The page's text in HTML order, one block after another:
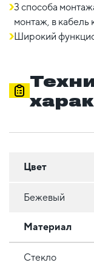
3 способа
монтаж, в кабель
Широкий
Цвет
Бежевый
Материал
Стекло